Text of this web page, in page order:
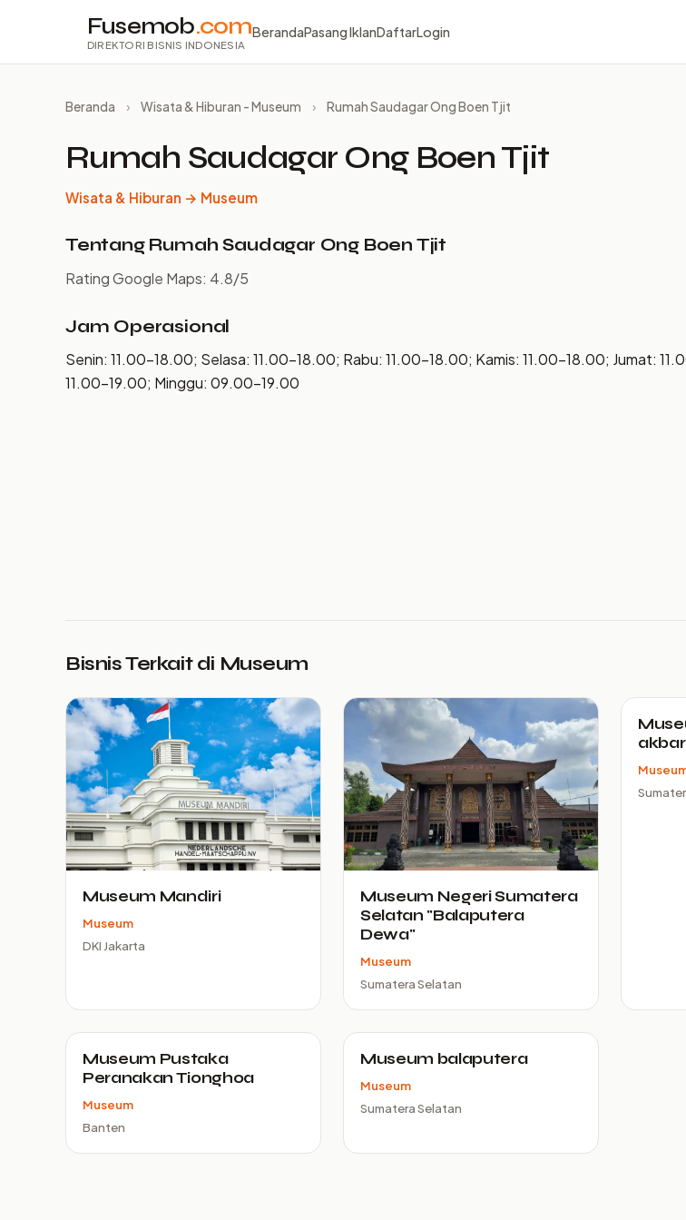
Fusemob.com
DIREKTORI BISNIS INDONESIA
BerandaPasang IklanDaftarLogin
Beranda › Wisata & Hiburan - Museum › Rumah Saudagar Ong Boen Tjit
Rumah Saudagar Ong Boen Tjit
Wisata & Hiburan → Museum
Tentang Rumah Saudagar Ong Boen Tjit
Rating Google Maps: 4.8/5
Jam Operasional
Senin: 11.00–18.00; Selasa: 11.00–18.00; Rabu: 11.00–18.00; Kamis: 11.00–18.00; Jumat:
11.00–19.00; Minggu: 09.00–19.00
Bisnis Terkait di Museum
Museum Mandiri
Museum
DKI Jakarta
Museum Negeri Sumatera
Selatan "Balaputera
Dewa"
Museum
Sumatera Selatan
akbar
Museum Pustaka
Peranakan Tionghoa
Museum
Banten
Museum balaputera
Museum
Sumatera Selatan